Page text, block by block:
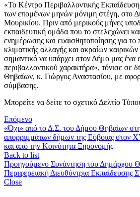
«Το Κέντρο Περιβαλλοντικής
των επομένων μηνών μόνιμη στέγη, στο
Μουρικίου. Πριν από μερικούς μήνες
εκπαιδευτική ομάδα που το στελεχώνει
ενημέρωσης και ευαισθητοποίησης για το
κλιματικής αλλαγής και ακραίων
σημαντικό να υπάρχει στον Δήμο μας ένα
περιβαλλοντικού χαρακτήρα», τόνισε σε
Θηβαίων, κ. Γιώργος Αναστασίου, με
σύμβασης.
Μπορείτε να δείτε το σχετικό Δελτίο
Επόμενο
«Όχι» από το Δ.Σ. του Δήμου Θηβαίων
απορριμμάτων δήμων της Εύβοιας
και από την Κοινότητα Ξηρονομής
Back to list
Προηγούμενο Συνάντηση του Δημάρχου
Περιφερειακή Διευθύντρια Εκπαίδευσης
Close